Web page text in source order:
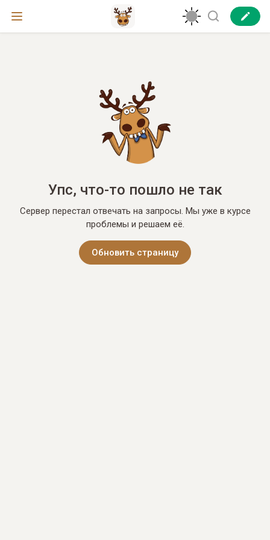
Упс, что-то пошло не так
Сервер перестал отвечать на запросы. Мы уже в курсе
проблемы и решаем её.
Обновить страницу